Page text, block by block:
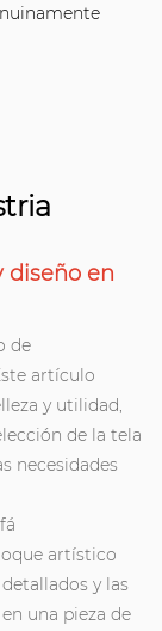
diseño en
de
artículo
y utilidad,
de la tela
necesidades
artístico
y las
una pieza de